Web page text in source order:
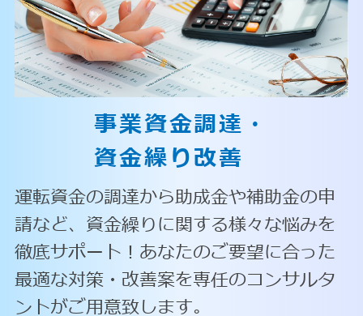
事業資金調達・
資金繰り改善
運転資金の調達から助成金や補助金の申
請など、資金繰りに関する様々な悩みを
徹底サポート！あなたのご要望に合った
最適な対策・改善案を専任のコンサルタ
ントがご用意致します。